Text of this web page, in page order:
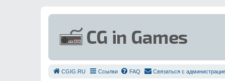
СGIG.RU Ссылки FAQ Связаться с